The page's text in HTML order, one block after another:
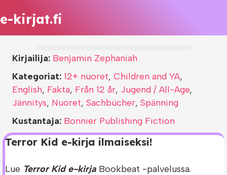
e-kirjat.fi
Terror Kid e-kirja ilmaiseksi!
Lue Terror Kid e-kirja Bookbeat -palvelussa.
Kirjailija: Benjamin Zephaniah
Kategoriat: 12+ nuoret, Children and YA,
English, Fakta, Från 12 år, Jugend / All-Age,
Jännitys, Nuoret, Sachbücher, Spänning
Kustantaja: Bonnier Publishing Fiction